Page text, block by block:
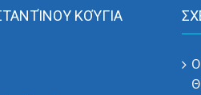
ΚΟΎΓΙΑ